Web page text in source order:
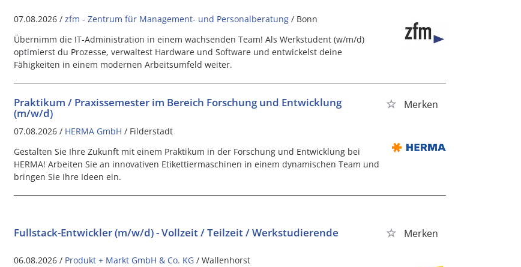
07.08.2026 / zfm - Zentrum für Management- und Personalberatung / Bonn
Übernimm die IT-Administration in einem wachsenden Team! Als Werkstudent (w/m/d)
optimierst du Prozesse, verwaltest Hardware und Software und entwickelst deine
Fähigkeiten in einem modernen Arbeitsumfeld weiter.
Praktikum / Praxissemester im Bereich Forschung und Entwicklung
(m/w/d)
Merken
07.08.2026 / HERMA GmbH / Filderstadt
Gestalten Sie Ihre Zukunft mit einem Praktikum in der Forschung und Entwicklung bei
HERMA! Arbeiten Sie an innovativen Etikettiermaschinen in einem dynamischen Team und
bringen Sie Ihre Ideen ein.
Fullstack-Entwickler (m/w/d) - Vollzeit / Teilzeit / Werkstudierende Merken
06.08.2026 / Produkt + Markt GmbH & Co. KG / Wallenhorst